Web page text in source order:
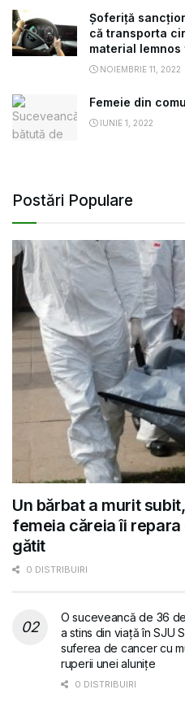
Șoferiță
că transporta
material lemnos
NOIEMBRIE 11, 2022
Femeie din
IUNIE 1, 2022
Postări Populare
Un bărbat a murit
femeia căreia îi
gătit
0 DISTRIBUIRI
O suceveancă de 36
a stins din viață în SJU
suferea de cancer cu
ruperii unei alunițe
0 DISTRIBUIRI